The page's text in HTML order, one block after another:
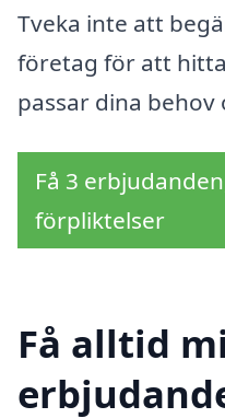
Tveka inte att
företag för att
passar dina behov
Få 3
förpliktelser
Få alltid